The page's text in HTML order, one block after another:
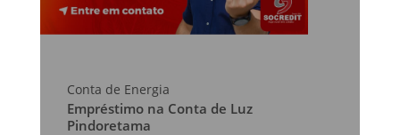
Conta de Energia
Empréstimo na Conta de Luz
Pindoretama